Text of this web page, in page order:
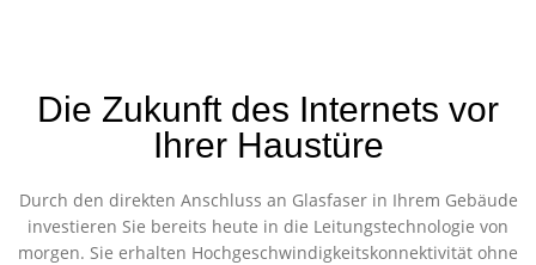
Die Zukunft des Internets vor
Ihrer Haustüre
Durch den direkten Anschluss an Glasfaser in Ihrem Gebäude
investieren Sie bereits heute in die Leitungstechnologie von
morgen. Sie erhalten Hochgeschwindigkeitskonnektivität ohne